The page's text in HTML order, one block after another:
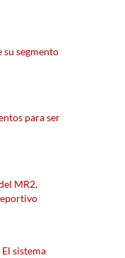
su segmento
para ser
MR2,
sistema